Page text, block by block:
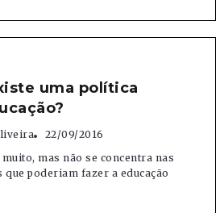
uma política
22/09/2016
mas não se concentra nas
poderiam fazer a educação